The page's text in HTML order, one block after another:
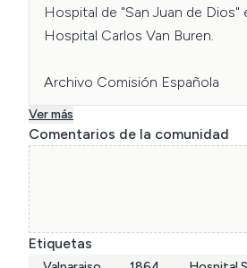
Hospital de "San Juan de
Hospital Carlos Van Buren.
Archivo Comisión Española
Ver más
Comentarios de la comunidad
Etiquetas